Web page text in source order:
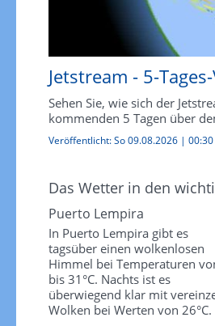
Jetstream - 5-
Sehen Sie, wie sich der
kommenden 5 Tagen über
Veröffentlicht:So 09.08.2026 |
Das Wetter in den
Puerto Lempira
In Puerto Lempira gibt es
tagsüber einen wolkenlosen
Himmel bei Temperaturen
bis 31°C. Nachts ist es
überwiegend klar mit
Wolken bei Werten von 26°C.